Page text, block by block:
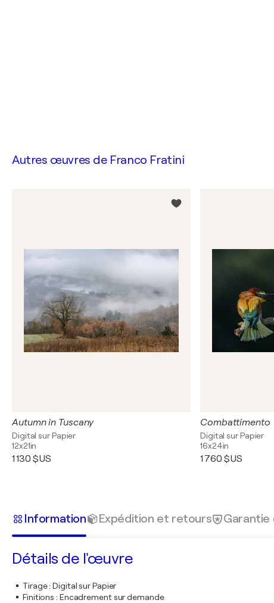
Autres œuvres de Franco Fratini
Autumn in Tuscany
Digital sur Papier
12x21in
1 130 $US
Combattimento
Digital sur Papier
16x24in
1 760 $US
Information Expédition et retours Garantie
Détails de l'œuvre
Tirage:Digital sur Papier
Finitions : Encadrement sur demande